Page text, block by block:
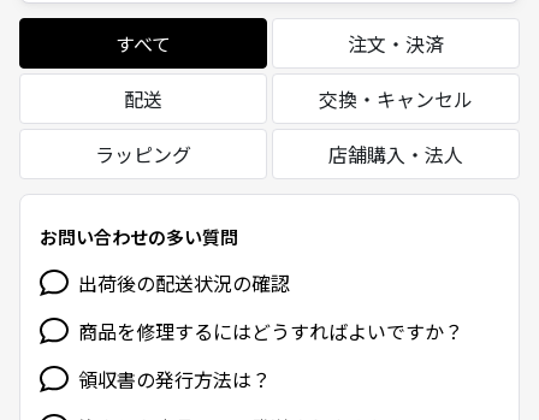
すべて
注文・決済
配送
交換・キャンセル
ラッピング
店舗購入・法人
お問い合わせの多い質問
出荷後の配送状況の確認
商品を修理するにはどうすればよいですか？
領収書の発行方法は？